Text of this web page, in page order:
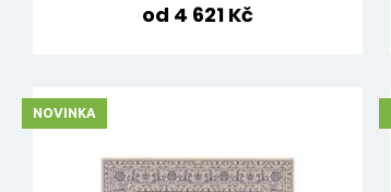
od 4 621 Kč
NOVINKA